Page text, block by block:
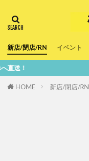
新店/閉店/RN イベント
HOME 新店/閉店/RN